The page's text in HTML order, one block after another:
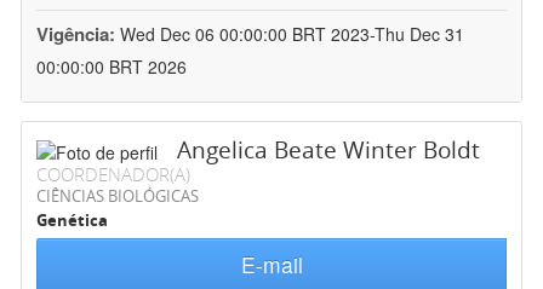
Vigência: Wed Dec 06 00:00:00 BRT 2023-Thu Dec 31
00:00:00 BRT 2026
Angelica Beate Winter Boldt
COORDENADOR(A)
CIÊNCIAS BIOLÓGICAS
Genética
E-mail